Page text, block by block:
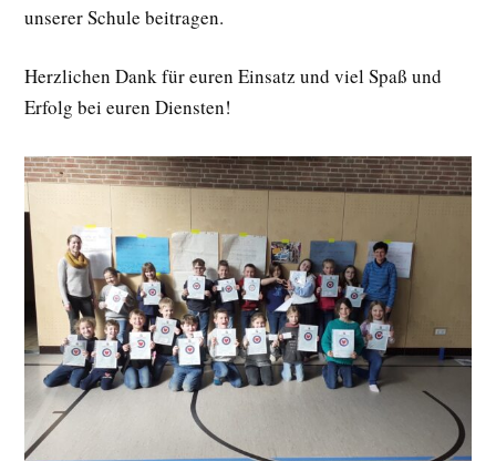
unserer Schule beitragen.
Herzlichen Dank für euren Einsatz und viel Spaß und
Erfolg bei euren Diensten!